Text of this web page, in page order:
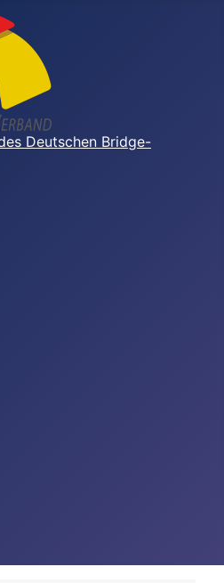
Deutschen Bridge-